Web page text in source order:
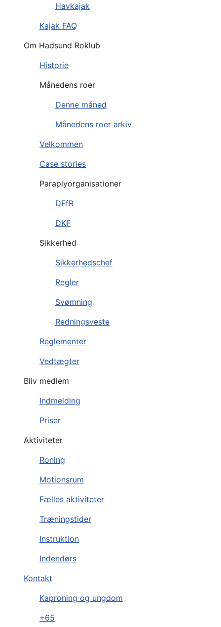
Havkajak
Kajak FAQ
Om Hadsund Roklub
Historie
Månedens roer
Denne måned
Månedens roer arkiv
Velkommen
Case stories
Paraplyorganisationer
DFfR
DKF
Sikkerhed
Sikkerhedschef
Regler
Svømning
Redningsveste
Reglementer
Vedtægter
Bliv medlem
Indmelding
Priser
Aktiviteter
Roning
Motionsrum
Fælles aktiviteter
Træningstider
Instruktion
Indendørs
Kontakt
Kaproning og ungdom
+65